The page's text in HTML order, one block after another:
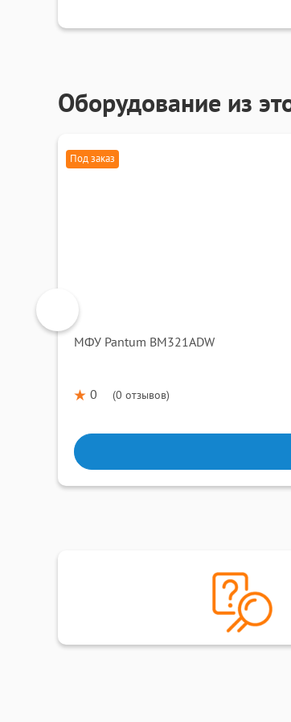
Оборудование из
Под заказ
МФУ Pantum BM321ADW
0 (0 отзывов)